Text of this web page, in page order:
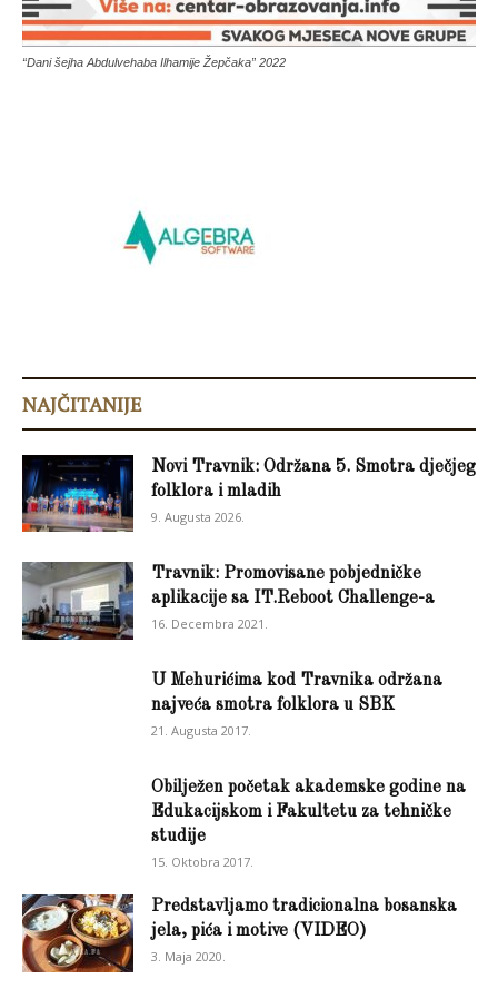
“Dani šejha Abdulvehaba Ilhamije Žepčaka” 2022
NAJČITANIJE
Novi Travnik: Održana 5. Smotra dječjeg
folklora i mladih
9. Augusta 2026.
Travnik: Promovisane pobjedničke
aplikacije sa IT.Reboot Challenge-a
16. Decembra 2021.
U Mehurićima kod Travnika održana
najveća smotra folklora u SBK
21. Augusta 2017.
Obilježen početak akademske godine na
Edukacijskom i Fakultetu za tehničke
studije
15. Oktobra 2017.
Predstavljamo tradicionalna bosanska
jela, pića i motive (VIDEO)
3. Maja 2020.